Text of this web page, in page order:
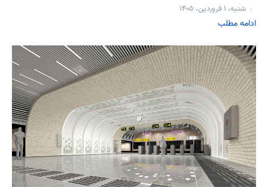
شنبه، ۱ فروردین، ۱۴۰۵
ادامه مطلب